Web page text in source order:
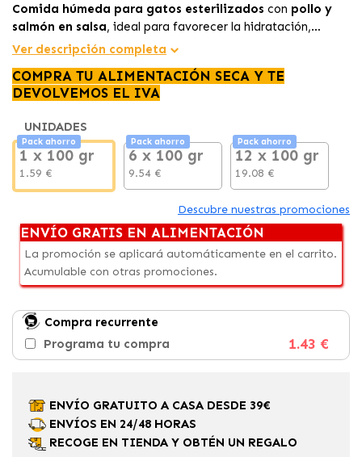
Comida húmeda para gatos esterilizados con pollo y
salmón en salsa, ideal para favorecer la hidratación,
mantener la masa muscular y ofrecer una alimentación
Ver descripción completa
COMPRA TU ALIMENTACIÓN SECA Y TE
DEVOLVEMOS EL IVA
UNIDADES
Pack ahorro
1 x 100 gr
1.59 €
Pack ahorro
6 x 100 gr
9.54 €
Pack ahorro
12 x 100 gr
19.08 €
Descubre nuestras promociones
ENVÍO GRATIS EN ALIMENTACIÓN
La promoción se aplicará automáticamente en el carrito.
Acumulable con otras promociones.
Compra recurrente
Programa tu compra
1.43 €
ENVÍO GRATUITO A CASA DESDE 39€
ENVÍOS EN 24/48 HORAS
RECOGE EN TIENDA Y OBTÉN UN REGALO